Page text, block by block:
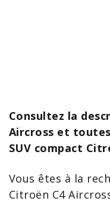
Consultez la
Aircross et
SUV compact
Vous êtes à la
Citroën C4